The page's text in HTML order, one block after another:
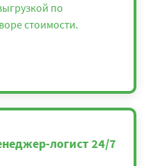
по
стоимости.
логист 24/7